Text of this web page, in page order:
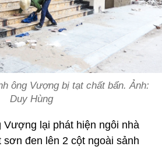
ông Vượng bị tạt chất bẩn. Ảnh:
Duy Hùng
lại phát hiện ngôi nhà
sơn đen lên 2 cột ngoài sảnh